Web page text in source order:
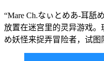
“Mare Ch.なぃとめあ-耳舐
放置在迷宫里的灵异游戏
め妖怪来捉弄冒险者，试图